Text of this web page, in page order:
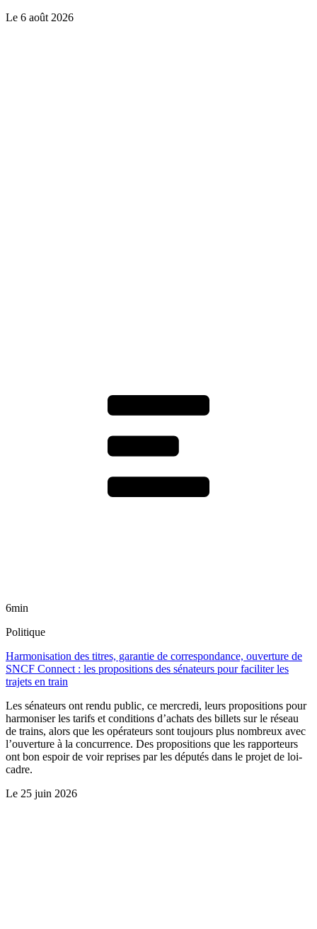
Le 6 août 2026
6min
Politique
Harmonisation des titres, garantie de correspondance, ouverture de
SNCF Connect : les propositions des sénateurs pour faciliter les
trajets en train
Les sénateurs ont rendu public, ce mercredi, leurs propositions pour
harmoniser les tarifs et conditions d’achats des billets sur le réseau
de trains, alors que les opérateurs sont toujours plus nombreux avec
l’ouverture à la concurrence. Des propositions que les rapporteurs
ont bon espoir de voir reprises par les députés dans le projet de loi-
cadre.
Le 25 juin 2026